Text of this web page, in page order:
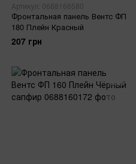
Артикул: 0688166580
Фронтальная панель Вентс ФП
180 Плейн Красный
207 грн